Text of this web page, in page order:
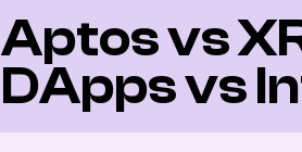
Aptos vs
DApps vs